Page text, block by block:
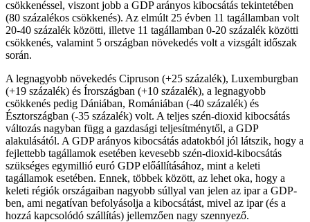
csökkenéssel, viszont jobb a GDP arányos kibocsátás tekintetében
(80 százalékos csökkenés). Az elmúlt 25 évben 11 tagállamban volt
20-40 százalék közötti, illetve 11 tagállamban 0-20 százalék közötti
csökkenés, valamint 5 országban növekedés volt a vizsgált időszak
során.
A legnagyobb növekedés Cipruson (+25 százalék), Luxemburgban
(+19 százalék) és Írországban (+10 százalék), a legnagyobb
csökkenés pedig Dániában, Romániában (-40 százalék) és
Észtországban (-35 százalék) volt. A teljes szén-dioxid kibocsátás
változás nagyban függ a gazdasági teljesítménytől, a GDP
alakulásától. A GDP arányos kibocsátás adatokból jól látszik, hogy a
fejlettebb tagállamok esetében kevesebb szén-dioxid-kibocsátás
szükséges egymillió euró GDP előállításához, mint a keleti
tagállamok esetében. Ennek, többek között, az lehet oka, hogy a
keleti régiók országaiban nagyobb súllyal van jelen az ipar a GDP-
ben, ami negatívan befolyásolja a kibocsátást, mivel az ipar (és a
hozzá kapcsolódó szállítás) jellemzően nagy szennyező.